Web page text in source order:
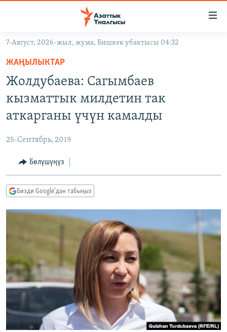
Навигацияга
өтүңүз
Издөөгө
салыңыз
КЫРГЫЗСТАН
КЫРГЫЗСТАН
МАДАНИЯТ
ДҮЙНӨ
ТВ ПРОГРАММАЛАР
БҮГҮН АЗАТТЫКТА
ДАНИСТЕ
ЭЖЕ-СИҢДИЛЕР
ЫҢГАЙСЫЗ СУРООЛОР
ПОДКАСТ
Русский
ОНЛАЙН ШЕРИНЕ
ЭЕ/АРнун бардык сайттары
7-Август, 2026-жыл, жума, Бишкек убактысы 04:32
ЖАҢЫЛЫКТАР
Жолдубаева: Сагымбаев
кызматтык милдетин так
аткарганы үчүн камалды
25-Сентябрь, 2019
Бөлүшүңүз
Бизди Google'дан табыңыз